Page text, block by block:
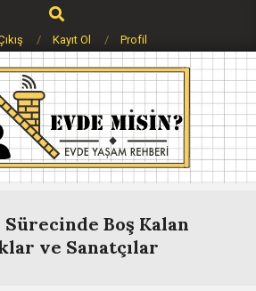
Search
Kayıt Ol Profil
Sürecinde Boş Kalan
ve Sanatçılar